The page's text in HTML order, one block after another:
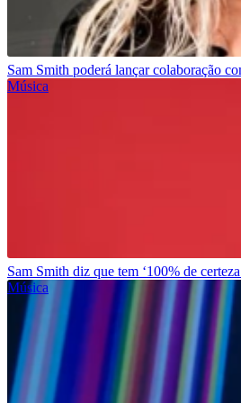
Sam Smith poderá lançar colaboração
Música
Sam Smith diz que tem ‘100% de
Música